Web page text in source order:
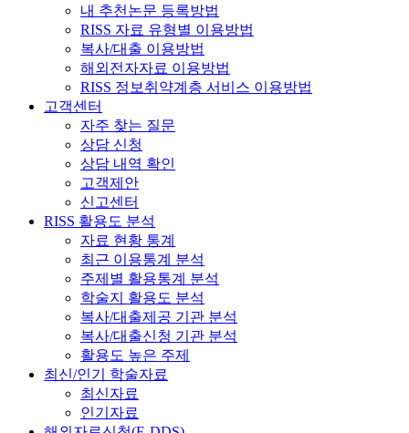
내 추천논문 등록방법
RISS 자료 유형별 이용방법
복사/대출 이용방법
해외전자자료 이용방법
RISS 정보취약계층 서비스 이용방법
고객센터
자주 찾는 질문
상담 신청
상담 내역 확인
고객제안
신고센터
RISS 활용도 분석
자료 현황 통계
최근 이용통계 분석
주제별 활용통계 분석
학술지 활용도 분석
복사/대출제공 기관 분석
복사/대출신청 기관 분석
활용도 높은 주제
최신/인기 학술자료
최신자료
인기자료